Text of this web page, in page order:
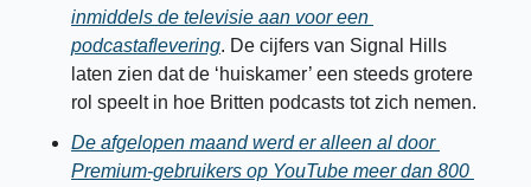
inmiddels de televisie aan voor een
podcastaflevering. De cijfers van Signal Hills
laten zien dat de ‘huiskamer’ een steeds grotere
rol speelt in hoe Britten podcasts tot zich nemen.
De afgelopen maand werd er alleen al door
Premium-gebruikers op YouTube meer dan 800